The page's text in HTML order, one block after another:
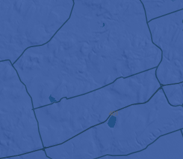
PLANO DE LA CIUDAD
SENSOR NEBO
QUIÉNES SOMOS
IDIOMA DEL SITIO
English
Česky